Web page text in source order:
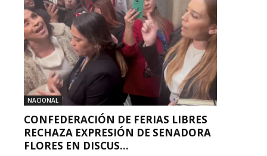
NACIONAL
CONFEDERACIÓN DE FERIAS LIBRES
RECHAZA EXPRESIÓN DE SENADORA
FLORES EN DISCUS...